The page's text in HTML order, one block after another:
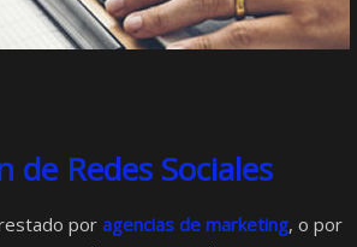
de Redes Sociales
poragencias de marketing, o por